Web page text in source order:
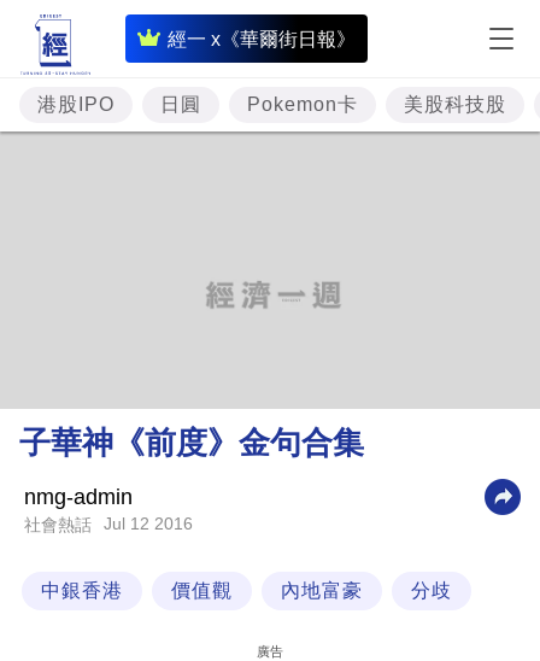
經一 x《華爾街日報》
即
時
財
經
理
財
業
港股IPO 日圓 Pokemon卡 美股科技股
子華神《前度》金句合集
nmg-admin
社會熱話 Jul 12 2016
中銀香港 價值觀 內地富豪 分歧
廣告